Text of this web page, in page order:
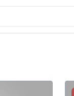
VÍA